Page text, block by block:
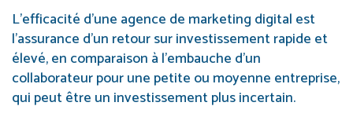
L’efficacité d’une agence de marketing digital est
l’assurance d’un retour sur investissement rapide et
élevé, en comparaison à l’embauche d’un
collaborateur pour une petite ou moyenne entreprise,
qui peut être un investissement plus incertain.